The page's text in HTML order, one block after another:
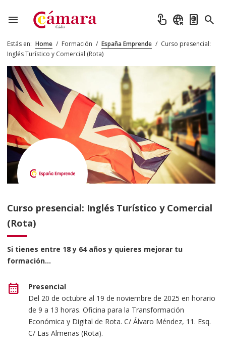
menu touch_app captive_portal passport search
Estás en: Home / Formación / España Emprende / Curso presencial:
Inglés Turístico y Comercial (Rota)
Curso presencial: Inglés Turístico y Comercial
(Rota)
Si tienes entre 18 y 64 años y quieres mejorar tu
formación...
calendar_month
Presencial
Del 20 de octubre al 19 de noviembre de 2025 en horario
de 9 a 13 horas. Oficina para la Transformación
Económica y Digital de Rota. C/ Álvaro Méndez, 11. Esq.
C/ Las Almenas (Rota).